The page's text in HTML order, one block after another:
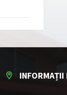
INFORMAȚII